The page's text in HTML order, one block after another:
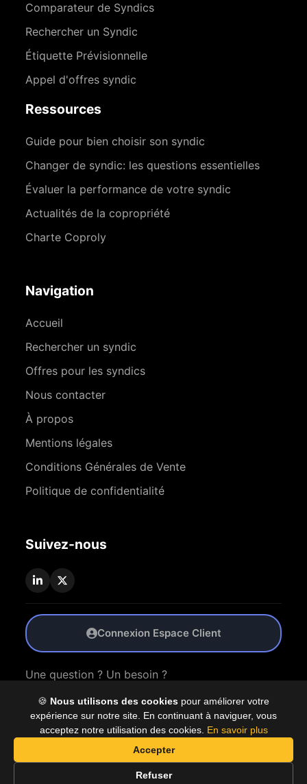
🍪 Nous utilisons des cookies pour améliorer votre
expérience sur notre site. En continuant à naviguer, vous
acceptez notre utilisation des cookies. En savoir plus
Accepter
Refuser
Comparateur de Syndics
Rechercher un Syndic
Étiquette Prévisionnelle
Appel d'offres syndic
Ressources
Guide pour bien choisir son syndic
Changer de syndic: les questions essentielles
Évaluer la performance de votre syndic
Actualités de la copropriété
Charte Coproly
Navigation
Accueil
Rechercher un syndic
Offres pour les syndics
Nous contacter
À propos
Mentions légales
Conditions Générales de Vente
Politique de confidentialité
Suivez-nous
Connexion Espace Client
Une question ? Un besoin ?
Nous Contacter
© 2026 Coproly. Tous droits réservés.